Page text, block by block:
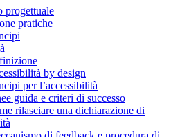
progettuale
pratiche
by design
per l’accessibilità
guida e criteri di successo
rilasciare una dichiarazione di